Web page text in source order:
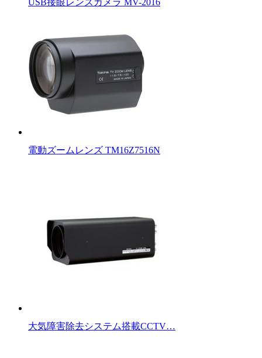
USB接眼レンズカメラ MV-2016
電動ズームレンズ TM16Z7516N
大気障害除去システム搭載CCTV…